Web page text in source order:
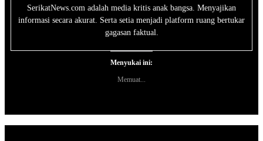
SerikatNews.com adalah media kritis anak bangsa. Menyajikan
informasi secara akurat. Serta setia menjadi platform ruang bertukar
gagasan faktual.
Menyukai ini:
Memuat...